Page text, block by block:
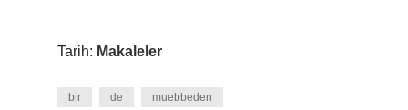
Tarih: Makaleler
bir de muebbeden